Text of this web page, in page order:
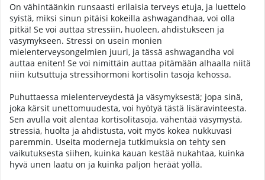
On vähintäänkin runsaasti erilaisia terveys etuja, ja luettelo
syistä, miksi sinun pitäisi kokeilla ashwagandhaa, voi olla
pitkä! Se voi auttaa stressiin, huoleen, ahdistukseen ja
väsymykseen. Stressi on usein monien
mielenterveysongelmien juuri, ja tässä ashwagandha voi
auttaa eniten! Se voi nimittäin auttaa pitämään alhaalla niitä
niin kutsuttuja stressihormoni kortisolin tasoja kehossa.
Puhuttaessa mielenterveydestä ja väsymyksestä; jopa sinä,
joka kärsit unettomuudesta, voi hyötyä tästä lisäravinteesta.
Sen avulla voit alentaa kortisolitasoja, vähentää väsymystä,
stressiä, huolta ja ahdistusta, voit myös kokea nukkuvasi
paremmin. Useita moderneja tutkimuksia on tehty sen
vaikutuksesta siihen, kuinka kauan kestää nukahtaa, kuinka
hyvä unen laatu on ja kuinka paljon heräät yöllä.